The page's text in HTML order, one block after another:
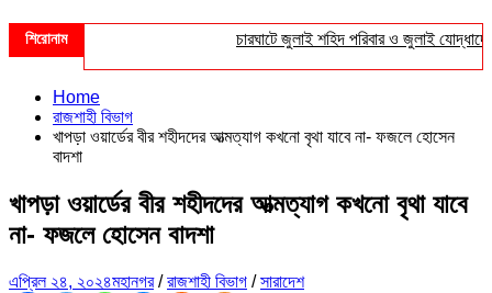
শিরোনাম চারঘাটে জুলাই শহিদ পরিবার ও জুলাই যোদ্ধাদের
Home
রাজশাহী বিভাগ
খাপড়া ওয়ার্ডের বীর শহীদদের আত্মত্যাগ কখনো বৃথা যাবে না- ফজলে হোসেন
বাদশা
খাপড়া ওয়ার্ডের বীর শহীদদের আত্মত্যাগ কখনো বৃথা যাবে
না- ফজলে হোসেন বাদশা
এপ্রিল ২৪, ২০২৪মহানগর/রাজশাহী বিভাগ /সারাদেশ